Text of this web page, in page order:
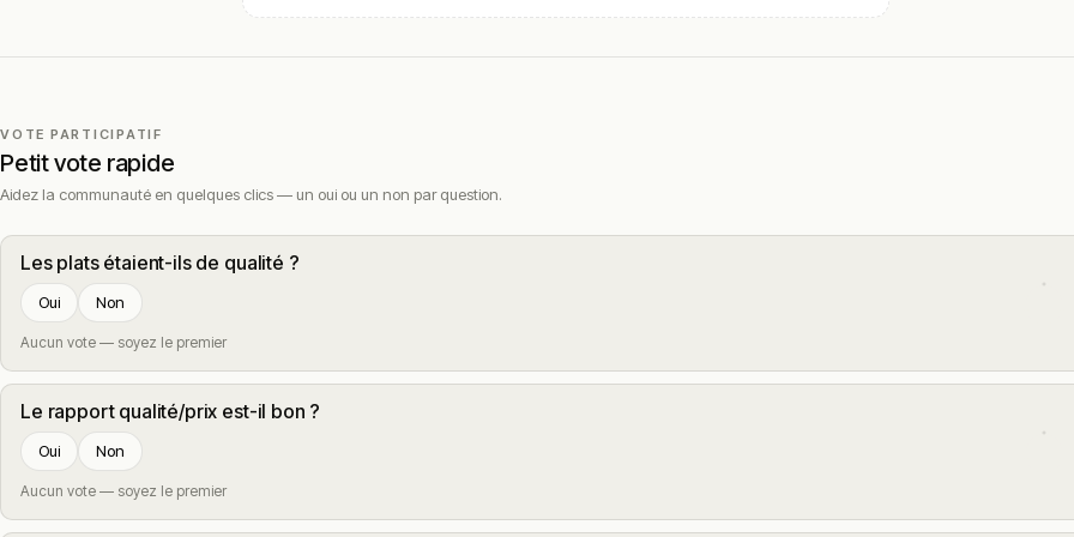
VOTE PARTICIPATIF
Petit vote rapide
Aidez la communauté en quelques clics — un oui ou un non par question.
Les plats étaient-ils de qualité ?
Oui Non
Aucun vote — soyez le premier
Le rapport qualité/prix est-il bon ?
Oui Non
Aucun vote — soyez le premier